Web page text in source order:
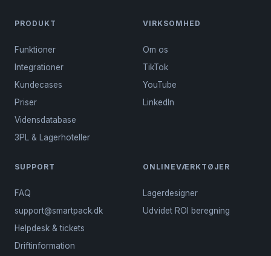
PRODUKT
Funktioner
Integrationer
Kundecases
Priser
Vidensdatabase
3PL & Lagerhoteller
VIRKSOMHED
Om os
TikTok
YouTube
LinkedIn
SUPPORT
FAQ
support@smartpack.dk
Helpdesk & tickets
Driftinformation
ONLINEVÆRKTØJER
Lagerdesigner
Udvidet ROI beregning